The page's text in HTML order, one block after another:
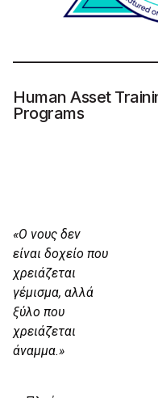
Human Asset
Programs
«Ο νους δεν
είναι δοχείο που
χρειάζεται
γέμισμα, αλλά
ξύλο που
χρειάζεται
άναμμα.»